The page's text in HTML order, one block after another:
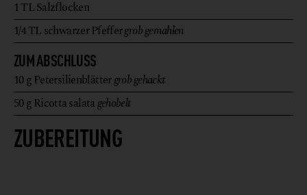
ZUBEREITUNG
1 TLSalzflocken
1/4TL schwarzer Pfeffergrob gemahlen
ZUM ABSCHLUSS
10gPetersilienblättergrob gehackt
50gRicotta salatagehobelt